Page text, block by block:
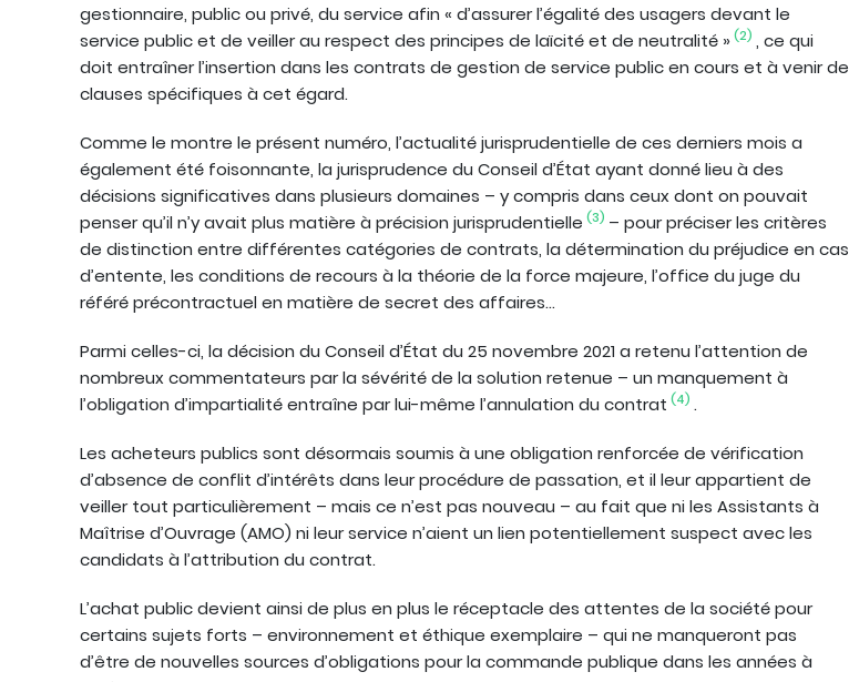
gestionnaire, public ou privé, du service afin « d’assurer l’égalité des usagers devant le
service public et de veiller au respect des principes de laïcité et de neutralité »(2) , ce qui
doit entraîner l’insertion dans les contrats de gestion de service public en cours et à venir de
clauses spécifiques à cet égard.
Comme le montre le présent numéro, l’actualité jurisprudentielle de ces derniers mois a
également été foisonnante, la jurisprudence du Conseil d’État ayant donné lieu à des
décisions significatives dans plusieurs domaines – y compris dans ceux dont on pouvait
penser qu’il n’y avait plus matière à précision jurisprudentielle (3) – pour préciser les critères
de distinction entre différentes catégories de contrats, la détermination du préjudice en cas
d’entente, les conditions de recours à la théorie de la force majeure, l’office du juge du
référé précontractuel en matière de secret des affaires…
Parmi celles-ci, la décision du Conseil d’État du 25 novembre 2021 a retenu l’attention de
nombreux commentateurs par la sévérité de la solution retenue – un manquement à
l’obligation d’impartialité entraîne par lui-même l’annulation du contrat (4) .
Les acheteurs publics sont désormais soumis à une obligation renforcée de vérification
d’absence de conflit d’intérêts dans leur procédure de passation, et il leur appartient de
veiller tout particulièrement – mais ce n’est pas nouveau – au fait que ni les Assistants à
Maîtrise d’Ouvrage (AMO) ni leur service n’aient un lien potentiellement suspect avec les
candidats à l’attribution du contrat.
L’achat public devient ainsi de plus en plus le réceptacle des attentes de la société pour
certains sujets forts – environnement et éthique exemplaire – qui ne manqueront pas
d’être de nouvelles sources d’obligations pour la commande publique dans les années à